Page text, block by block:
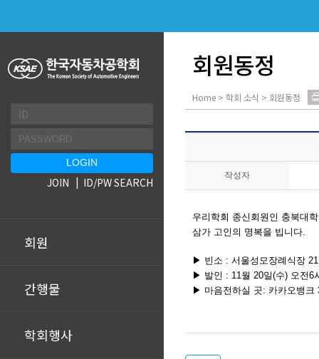
회원
간행물
학회행사
JOIN ID/PW SEARCH
회원동정
Home > 학회 소식 > 회원동정
작성자
우리학회 종신회원인 충북대
삼가 고인의 명복을 빕니다.
▶ 빈소 : 서울성모장례식장
▶ 발인 : 11월 20일(수) 오전6
▶ 마음전하실 곳: 카카오뱅